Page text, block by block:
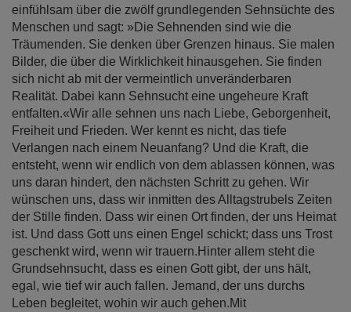
einfühlsam über die zwölf grundlegenden Sehnsüchte des
Menschen und sagt: »Die Sehnenden sind wie die
Träumenden. Sie denken über Grenzen hinaus. Sie malen
Bilder, die über die Wirklichkeit hinausgehen. Sie finden
sich nicht ab mit der vermeintlich unveränderbaren
Realität. Dabei kann Sehnsucht eine ungeheure Kraft
entfalten.«Wir alle sehnen uns nach Liebe, Geborgenheit,
Freiheit und Frieden. Wer kennt es nicht, das tiefe
Verlangen nach einem Neuanfang? Und die Kraft, die
entsteht, wenn wir endlich von dem ablassen können, was
uns daran hindert, den nächsten Schritt zu gehen. Wir
wünschen uns, dass wir inmitten des Alltagstrubels Zeiten
der Stille finden. Dass wir einen Ort finden, der uns Heimat
ist. Und dass Gott uns einen Engel schickt; dass uns Trost
geschenkt wird, wenn wir trauern.Hinter allem steht die
Grundsehnsucht, dass es einen Gott gibt, der uns hält,
egal, wie tief wir auch fallen. Jemand, der uns durchs
Leben begleitet, wohin wir auch gehen.Mit